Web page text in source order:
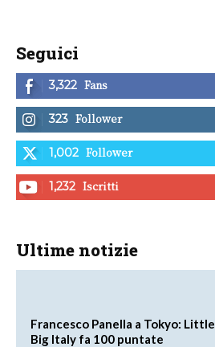
Seguici
3,322 Fans
323 Follower
1,002 Follower
1,232 Iscritti
Ultime notizie
Francesco Panella a Tokyo: Little
Big Italy fa 100 puntate